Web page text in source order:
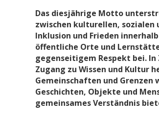
Das diesjährige Motto
zwischen kulturellen, sozialen
Inklusion und Frieden
öffentliche Orte und
gegenseitigem Respekt bei.
Zugang zu Wissen und Kultur
Gemeinschaften und Grenzen
Geschichten, Objekte und
gemeinsames Verständnis